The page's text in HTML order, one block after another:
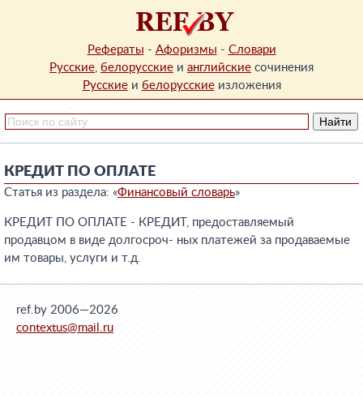
Рефераты - Афоризмы - Словари
Русские, белорусские и английские сочинения
Русскиеи белорусскиеизложения
КРЕДИТ ПО ОПЛАТЕ
Статья из раздела: «Финансовый словарь»
КРЕДИТ ПО ОПЛАТЕ - КРЕДИТ, предоставляемый
продавцом в виде долгосроч- ных платежей за продаваемые
им товары, услуги и т.д.
ref.by 2006—2026
contextus@mail.ru